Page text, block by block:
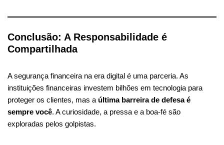
Conclusão: A Responsabilidade é
Compartilhada
A segurança financeira na era digital é uma parceria. As
instituições financeiras investem bilhões em tecnologia para
proteger os clientes, mas a última barreira de defesa é
sempre você. A curiosidade, a pressa e a boa-fé são
exploradas pelos golpistas.